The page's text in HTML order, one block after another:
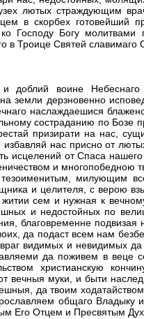
лютых страждующим
в скорбех готовейший
Господу Богу молитвами
в Троице Святей
доблий воине Небеснаго
земли дерзновенно
наслаждаешися
состраданию по Бозе
призирати на нас,
нас присно от
исцелений от Спаса
и многопобедною
милующим
и целителя, с верою
сем и нужная к
и недостойных по
благовременне
да подаст всем нам
видимых и невидимых
да поживем в веце
христианскую
вечныя муки, и быти
да твоим
общаго Владыку
Его Отцем и Пресвятым